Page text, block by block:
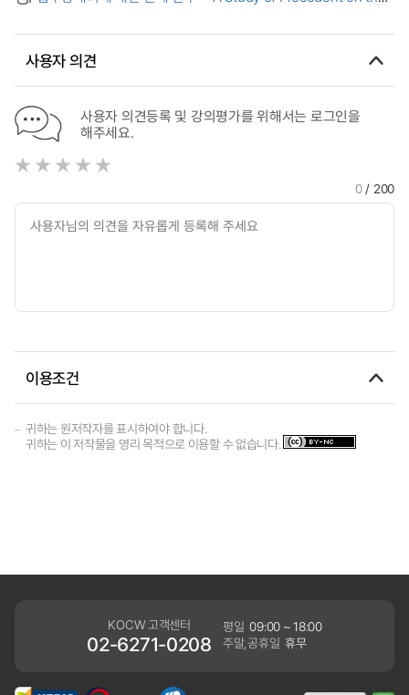
사용자 의견
사용자 의견등록 및 강의평가를 위해서는 로그인을
해주세요.
0/ 200
이용조건
귀하는 원저작자를 표시하여야 합니다.
귀하는 이 저작물을 영리 목적으로 이용할 수 없습니다.
KOCW 고객센터
02-6271-0208
평일 09:00 ~ 18:00
주말,공휴일 휴무